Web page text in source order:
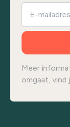
Meer
omgaat, vind